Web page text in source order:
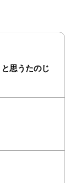
思うたのじ